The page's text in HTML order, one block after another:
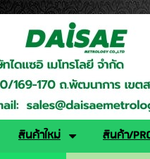
สินค้าใหม่ สินค้า/